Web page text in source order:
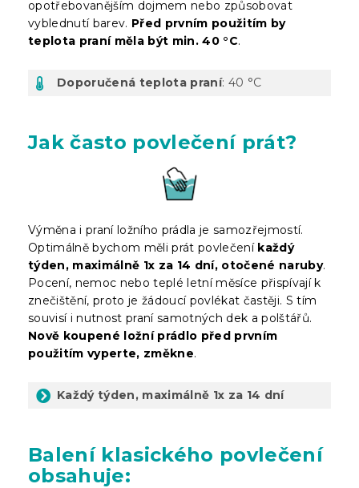
opotřebovanějším dojmem nebo způsobovat
vyblednutí barev. Před prvním použitím by
teplota praní měla být min. 40 °C.
Doporučená teplota praní: 40 °C
Jak často povlečení prát?
Výměna i praní ložního prádla je samozřejmostí.
Optimálně bychom měli prát povlečení každý
týden, maximálně 1x za 14 dní, otočené naruby.
Pocení, nemoc nebo teplé letní měsíce přispívají k
znečištění, proto je žádoucí povlékat častěji. S tím
souvisí i nutnost praní samotných dek a polštářů.
Nově koupené ložní prádlo před prvním
použitím vyperte, změkne.
Každý týden, maximálně 1x za 14 dní
Baleníklasického povlečení
obsahuje: